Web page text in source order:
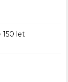
150 let